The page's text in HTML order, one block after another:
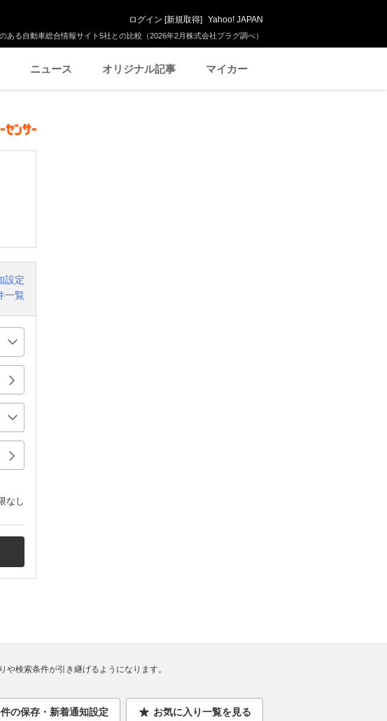
ある自動車総合情報サイト5社との比較（2026年2月株式会社プラグ調べ）
ログイン [新規取得] Yahoo! JAPAN
ニュース オリジナル記事 マイカー
設定
一覧
なし
検索条件が引き継げるようになります。
の保存・新着通知設定 お気に入り一覧を見る